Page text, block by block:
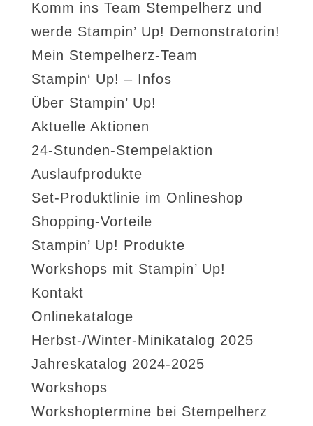
Komm ins Team Stempelherz und
werde Stampin’ Up! Demonstratorin!
Mein Stempelherz-Team
Stampin‘ Up! – Infos
Über Stampin’ Up!
Aktuelle Aktionen
24-Stunden-Stempelaktion
Auslaufprodukte
Set-Produktlinie im Onlineshop
Shopping-Vorteile
Stampin’ Up! Produkte
Workshops mit Stampin’ Up!
Kontakt
Onlinekataloge
Herbst-/Winter-Minikatalog 2025
Jahreskatalog 2024-2025
Workshops
Workshoptermine bei Stempelherz